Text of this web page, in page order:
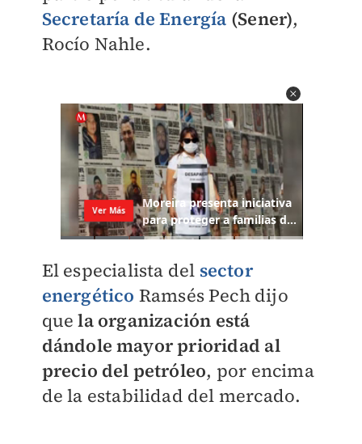
Secretaría de Energía (Sener),
Rocío Nahle.
El especialista del sector
energético Ramsés Pech dijo
quela organización está
dándole mayor prioridad al
precio del petróleo, por encima
de la estabilidad del mercado.